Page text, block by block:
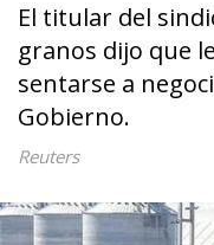
El titular del
granos dijo que
sentarse a
Gobierno.
Reuters